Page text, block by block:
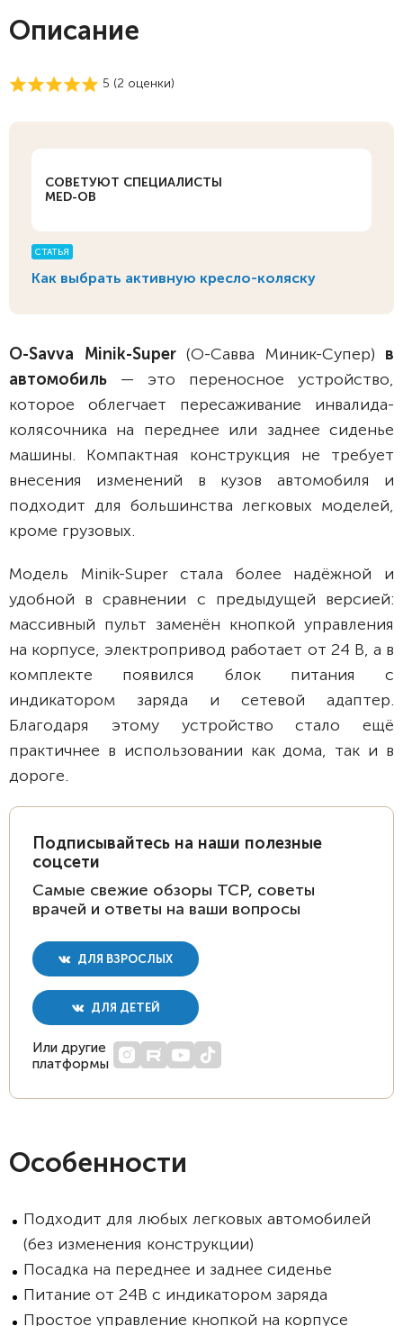
Описание
5 (2 оценки)
СОВЕТУЮТ СПЕЦИАЛИСТЫ
MED-OB
СТАТЬЯ
Как выбрать активную кресло-коляску
O-Savva Minik-Super(О-Савва Миник-Супер) в
автомобиль — это переносное устройство,
которое облегчает пересаживание инвалида-
колясочника на переднее или заднее сиденье
машины. Компактная конструкция не требует
внесения изменений в кузов автомобиля и
подходит для большинства легковых моделей,
кроме грузовых.
Модель Minik-Super стала более надёжной и
удобной в сравнении с предыдущей версией:
массивный пульт заменён кнопкой управления
на корпусе, электропривод работает от 24 В, а в
комплекте появился блок питания с
индикатором заряда и сетевой адаптер.
Благодаря этому устройство стало ещё
практичнее в использовании как дома, так и в
дороге.
Подписывайтесь на наши полезные
соцсети
Самые свежие обзоры ТСР, советы
врачей и ответы на ваши вопросы
ДЛЯ ВЗРОСЛЫХ
ДЛЯ ДЕТЕЙ
Или другие
платформы
Особенности
Подходит для любых легковых автомобилей
(без изменения конструкции)
Посадка на переднее и заднее сиденье
Питание от 24В с индикатором заряда
Простое управление кнопкой на корпусе